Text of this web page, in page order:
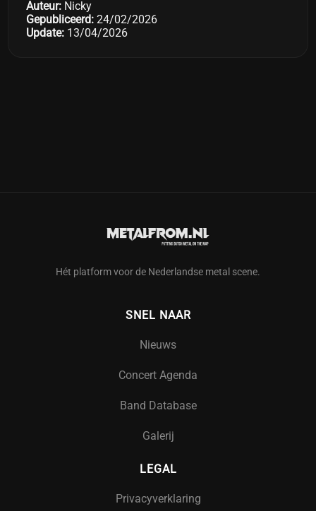
Auteur: Nicky
Gepubliceerd: 24/02/2026
Update: 13/04/2026
Hét platform voor de Nederlandse metal scene.
SNEL NAAR
Nieuws
Concert Agenda
Band Database
Galerij
LEGAL
Privacyverklaring